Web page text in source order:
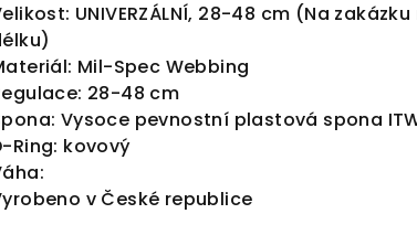
UNIVERZÁLNÍ, 28-48 cm (Na
Mil-Spec Webbing
28-48 cm
Vysoce pevnostní plastová spona
Ring: kovový
v České republice